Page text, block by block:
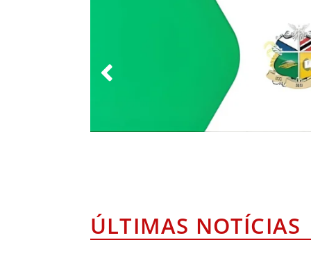
ÚLTIMAS NOTÍCIAS